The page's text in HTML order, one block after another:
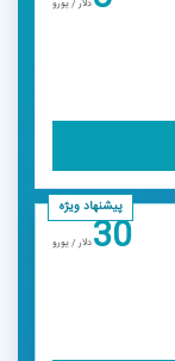
دلار / یورو
پیشنهاد ویژه
30دلار / یورو